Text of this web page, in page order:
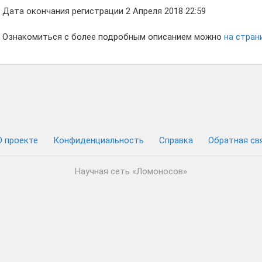
Дата окончания регистрации 2 Апреля 2018 22:59
Ознакомиться с более подробным описанием можно на
проекте Конфиденциальность Cправка Обратная
Научная сеть «Ломоносов»